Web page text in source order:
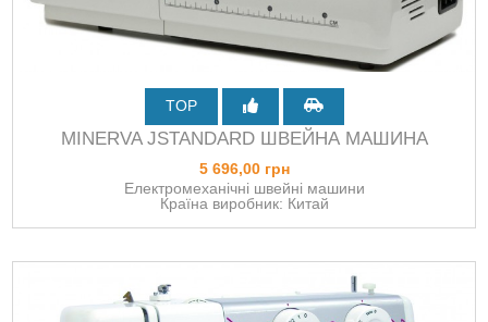
TOP
MINERVA JSTANDARD ШВЕЙНА МАШИНА
5 696,00 грн
Електромеханічні швейні машини
Країна виробник: Китай